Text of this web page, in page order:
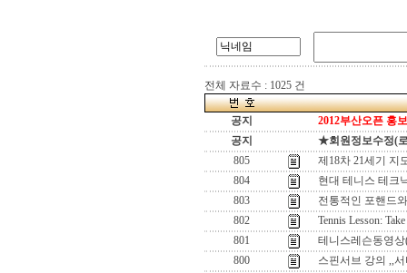
전체 자료수 : 1025 건
공지
2012부산오픈 홍
공지
★회원정보수정(
805
제18차 21세기 지
804
현대 테니스 테크
803
전통적인 포핸드
802
Tennis Lesson:
801
테니스레슨동영
800
스핀서브 강의 ,,